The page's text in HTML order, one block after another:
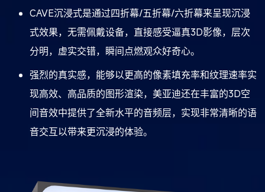
CAVE沉浸式是通过四折幕/五折幕/六折幕来呈现沉浸
式效果，无需佩戴设备，直接感受逼真3D影像，层次
分明，虚实交错，瞬间点燃观众好奇心。
强烈的真实感，能够以更高的像素填充率和纹理速率实
现高效、高品质的图形渲染，美亚迪还在丰富的3D空
间音效中提供了全新水平的音频层，实现非常清晰的语
音交互以带来更沉浸的体验。